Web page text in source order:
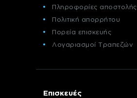
Πληροφορίες αποστολής
Πολιτική απορρήτου
Πορεία επισκευής
Λογαριασμοί Τραπεζών
Επισκευές